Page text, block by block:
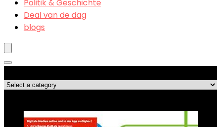
Politik & Geschichte
Deal van de dag
blogs